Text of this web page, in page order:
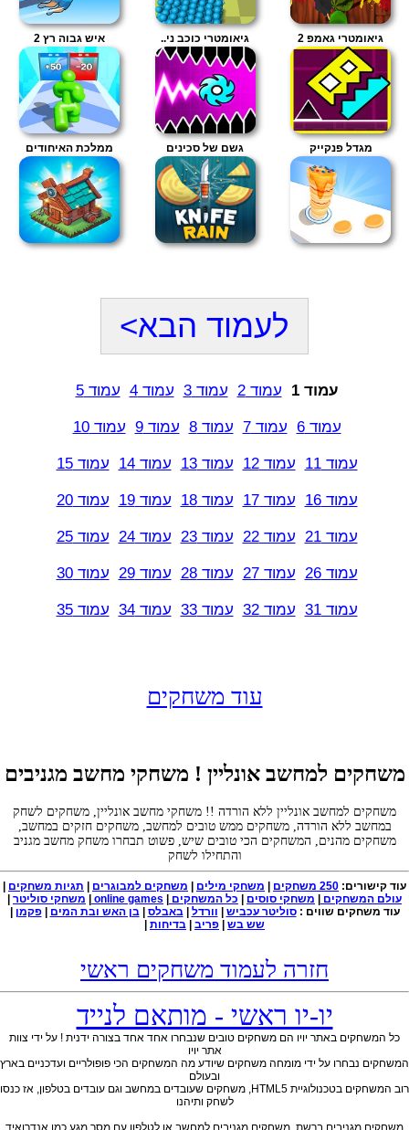
גיאומטרי גאמפ 2 גיאומטרי כוכב ני.. איש גבוה רץ 2
מגדל פנקייק גשם של סכינים ממלכת האיחודים
לעמוד הבא>
עמוד 1 עמוד 2 עמוד 3 עמוד 4 עמוד 5
עמוד 6 עמוד 7 עמוד 8 עמוד 9 עמוד 10
עמוד 11 עמוד 12 עמוד 13 עמוד 14 עמוד 15
עמוד 16 עמוד 17 עמוד 18 עמוד 19 עמוד 20
עמוד 21 עמוד 22 עמוד 23 עמוד 24 עמוד 25
עמוד 26 עמוד 27 עמוד 28 עמוד 29 עמוד 30
עמוד 31 עמוד 32 עמוד 33 עמוד 34 עמוד 35
עוד משחקים
משחקים למחשב אונליין ! משחקי מחשב מגניבים
משחקים למחשב אונליין ללא הורדה !! משחקי מחשב אונליין, משחקים לשחק
במחשב ללא הורדה, משחקים ממש טובים למחשב, משחקים חזקים במחשב,
משחקים מהנים, המשחקים הכי טובים שיש, פשוט תבחרו משחק מחשב מגניב
והתחילו לשחק
עוד קישורים: 250 משחקים | משחקי מילים| משחקים למבוגרים| תגיות משחקים|
עולם המשחקים | משחקי סוסים| כל המשחקים |
online games
| משחקי סוליטר|
עוד משחקים שווים : סוליטר עכביש| וורדל| באבלס| בן האש ובת המים| פקמן|
שש בש| פריב| בדיחות|
חזרה לעמוד משחקים ראשי
יו-יו ראשי - מותאם לנייד
כל המשחקים באתר יויו הם משחקים טובים שנבחרו אחד אחד בצורה ידנית ! על ידי צוות
אתר יויו
נבחרו על ידי מומחה משחקים שיודע מה המשחקים הכי פופולריים ועדכניים בארץ
ובעולם
רוב המשחקים בטכנולוגיית HTML5, משחקים שעובדים במחשב וגם עובדים בטלפון, אז כנסו
לשחק ותיהנו
משחקים מגניבים ברשת, משחקים מגניבים למחשב או לטלפון עם מסך מגע כמו אנדרואיד